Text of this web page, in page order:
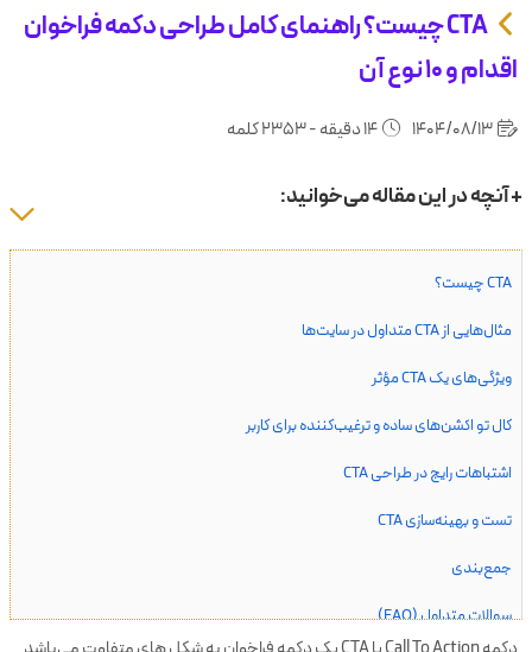
CTA چیست؟ راهنمای کامل طراحی دکمه فراخوان
اقدام و ۱۰ نوع آن
+ آنچه در این مقاله می‌خوانید:
CTA چیست؟
مثال‌هایی از CTA متداول در سایت‌ها
ویژگی‌های یک CTA مؤثر
کال تو اکشن‌های ساده و ترغیب‌کننده برای کاربر
اشتباهات رایج در طراحی CTA
تست و بهینه‌سازی CTA
جمع‌بندی
سوالات متداول (FAQ)